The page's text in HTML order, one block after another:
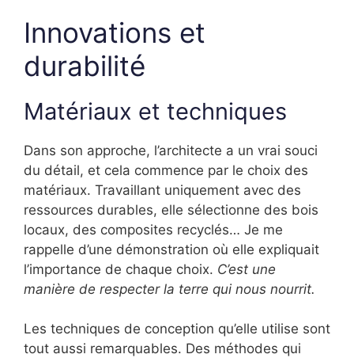
Innovations et
durabilité
Matériaux et techniques
Dans son approche, l’architecte a un vrai souci
du détail, et cela commence par le choix des
matériaux. Travaillant uniquement avec des
ressources durables, elle sélectionne des bois
locaux, des composites recyclés… Je me
rappelle d’une démonstration où elle expliquait
l’importance de chaque choix. C’est une
manière de respecter la terre qui nous nourrit.
Les techniques de conception qu’elle utilise sont
tout aussi remarquables. Des méthodes qui